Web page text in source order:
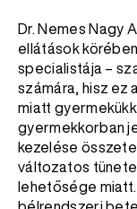
Dr. Nemes Nagy
ellátások
specialistája –
számára, hisz ez
miatt
gyermekkorban
kezelése
változatos
lehetősége